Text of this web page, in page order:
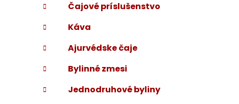
l
Čajové príslušenstvo
Káva
Ajurvédske čaje
Bylinné zmesi
Jednodruhové byliny